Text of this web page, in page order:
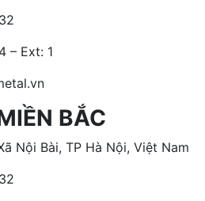
– Ext: 1
BẮC
Nội Bài, TP Hà Nội, Việt Nam